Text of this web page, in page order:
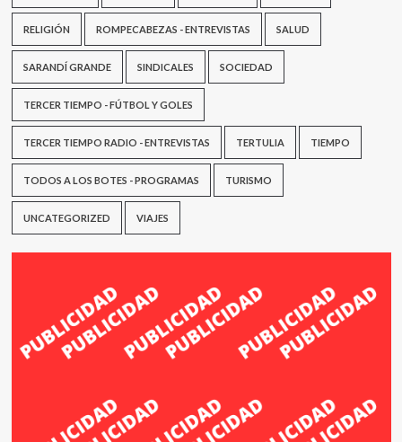
RELIGIÓN ROMPECABEZAS - ENTREVISTAS SALUD
SARANDÍ GRANDE SINDICALES SOCIEDAD
TERCER TIEMPO - FÚTBOL Y GOLES
TERCER TIEMPO RADIO - ENTREVISTAS TERTULIA TIEMPO
TODOS A LOS BOTES - PROGRAMAS TURISMO
UNCATEGORIZED VIAJES